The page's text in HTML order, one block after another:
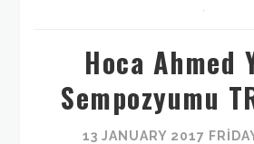
,
Hoca Ahmed
Sempozyumu
13 JANUARY 2017